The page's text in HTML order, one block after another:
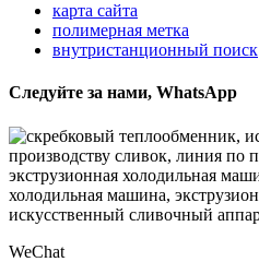
карта сайта
полимерная метка
внутристанционный поиск
Следуйте за нами, WhatsApp
WeChat